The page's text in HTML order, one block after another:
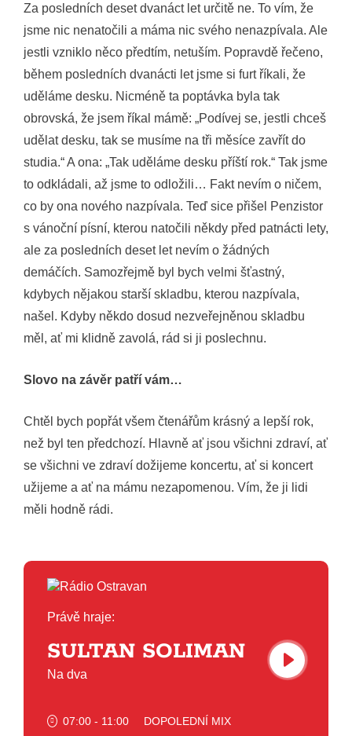
Za posledních deset dvanáct let určitě ne. To vím, že
jsme nic nenatočili a máma nic svého nenazpívala. Ale
jestli vzniklo něco předtím, netuším. Popravdě řečeno,
během posledních dvanácti let jsme si furt říkali, že
uděláme desku. Nicméně ta poptávka byla tak
obrovská, že jsem říkal mámě: „Podívej se, jestli chceš
udělat desku, tak se musíme na tři měsíce zavřít do
studia.“ A ona: „Tak uděláme desku příští rok.“ Tak jsme
to odkládali, až jsme to odložili… Fakt nevím o ničem,
co by ona nového nazpívala. Teď sice přišel Penzistor
s vánoční písní, kterou natočili někdy před patnácti lety,
ale za posledních deset let nevím o žádných
demáčích. Samozřejmě byl bych velmi šťastný,
kdybych nějakou starší skladbu, kterou nazpívala,
našel. Kdyby někdo dosud nezveřejněnou skladbu
měl, ať mi klidně zavolá, rád si ji poslechnu.
Slovo na závěr patří vám…
Chtěl bych popřát všem čtenářům krásný a lepší rok,
než byl ten předchozí. Hlavně ať jsou všichni zdraví, ať
se všichni ve zdraví dožijeme koncertu, ať si koncert
užijeme a ať na mámu nezapomenou. Vím, že ji lidi
měli hodně rádi.
Právě hraje:
SULTAN SOLIMAN
Na dva
07:00 - 11:00 DOPOLEDNÍ MIX